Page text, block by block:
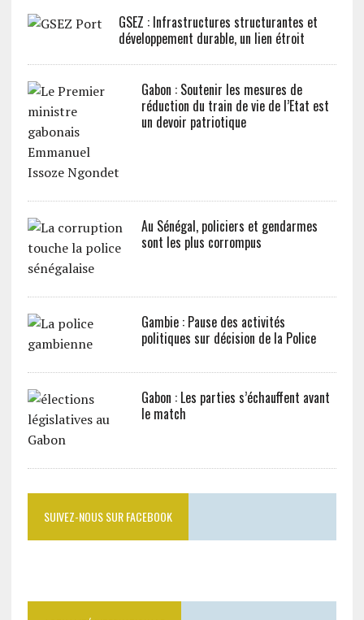
GSEZ : Infrastructures structurantes et
développement durable, un lien étroit
Gabon : Soutenir les mesures de
réduction du train de vie de l’Etat est
un devoir patriotique
Au Sénégal, policiers et gendarmes
sont les plus corrompus
Gambie : Pause des activités
politiques sur décision de la Police
Gabon : Les parties s’échauffent avant
le match
SUIVEZ-NOUS SUR FACEBOOK